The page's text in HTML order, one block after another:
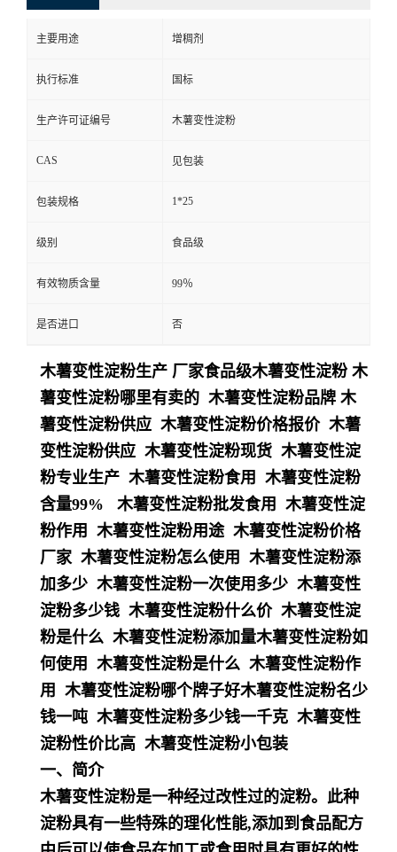
主要用途 增稠剂
执行标准 国标
生产许可证编号 木薯变性淀粉
CAS 见包装
包装规格 1*25
级别 食品级
有效物质含量 99％
是否进口 否
木薯变性淀粉生产 厂家食品级木薯变性淀粉 木
薯变性淀粉哪里有卖的 木薯变性淀粉品牌 木
薯变性淀粉供应 木薯变性淀粉价格报价 木薯
变性淀粉供应 木薯变性淀粉现货 木薯变性淀
粉专业生产 木薯变性淀粉食用 木薯变性淀粉
含量99% 木薯变性淀粉批发食用 木薯变性淀
粉作用 木薯变性淀粉用途 木薯变性淀粉价格
厂家 木薯变性淀粉怎么使用 木薯变性淀粉添
加多少 木薯变性淀粉一次使用多少 木薯变性
淀粉多少钱 木薯变性淀粉什么价 木薯变性淀
粉是什么 木薯变性淀粉添加量木薯变性淀粉如
何使用 木薯变性淀粉是什么 木薯变性淀粉作
用 木薯变性淀粉哪个牌子好木薯变性淀粉名少
钱一吨 木薯变性淀粉多少钱一千克 木薯变性
淀粉性价比高 木薯变性淀粉小包装
一、简介
木薯变性淀粉是一种经过改性过的淀粉。此种
淀粉具有一些特殊的理化性能,添加到食品配方